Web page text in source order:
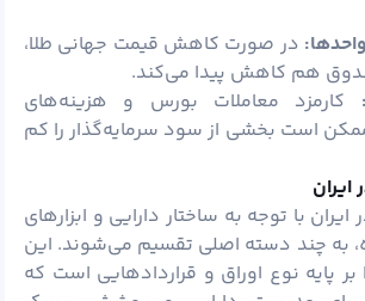
در صورت کاهش قیمت جهانی طلا،
هم کاهش پیدا می‌کند.
کارمزد معاملات بورس و هزینه‌های
است بخشی از سود سرمایه‌گذار را کم
ایران
با توجه به ساختار دارایی و ابزارهای
به چند دسته اصلی تقسیم می‌شوند. این
پایه نوع اوراق و قراردادهایی است که